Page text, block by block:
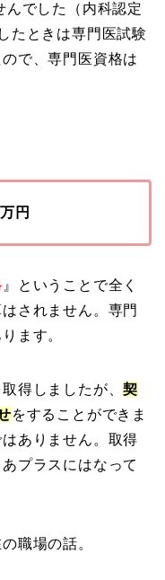
んでした（内科認定
たときは専門医試験
で、専門医資格は
円
』ということで全く
されません。専門
ます。
得しましたが、契
をすることができま
ありません。取得
プラスにはなって
職場の話。